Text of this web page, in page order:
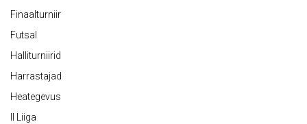
Finaalturniir
Futsal
Halliturniirid
Harrastajad
Heategevus
II Liiga